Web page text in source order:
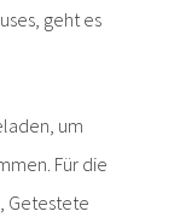
geht es
um
Für die
Getestete